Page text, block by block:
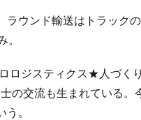
ウンド輸送はトラック
ロジスティクス★人づく
の交流も生まれている
。